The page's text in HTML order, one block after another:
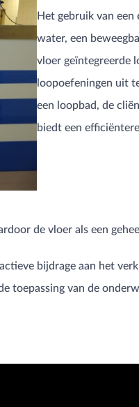
Het gebruik van een
water, een
vloer geïntegreerde
loopoefeningen uit
een loopbad, de
biedt een
de vloer als een
bijdrage aan het
toepassing van de